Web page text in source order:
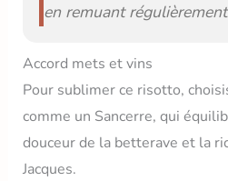
en remuant
Accord mets et vins
Pour sublimer ce risotto,
comme un Sancerre, qui
douceur de la betterave et la
Jacques.